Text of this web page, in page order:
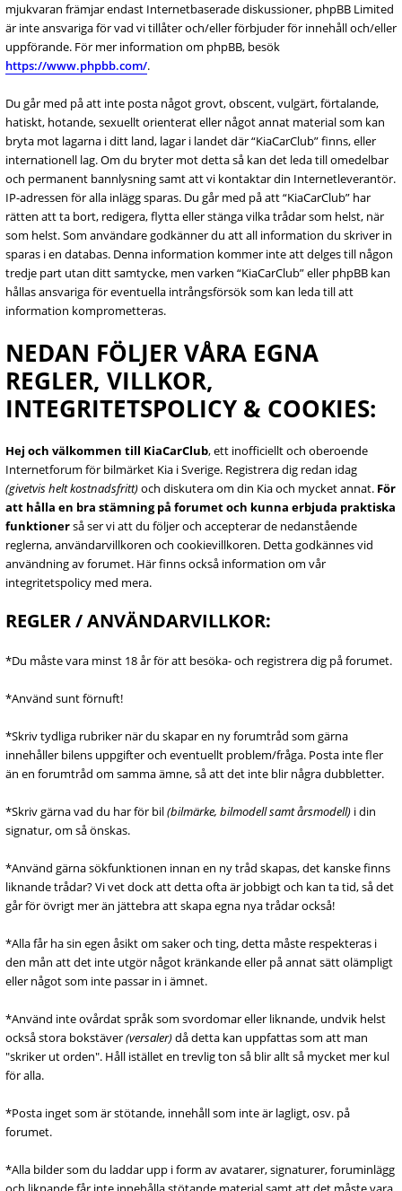
mjukvaran främjar endast Internetbaserade diskussioner, phpBB Limited
är inte ansvariga för vad vi tillåter och/eller förbjuder för innehåll och/eller
uppförande. För mer information om phpBB, besök
https://www.phpbb.com/.
Du går med på att inte posta något grovt, obscent, vulgärt, förtalande,
hatiskt, hotande, sexuellt orienterat eller något annat material som kan
bryta mot lagarna i ditt land, lagar i landet där “KiaCarClub” finns, eller
internationell lag. Om du bryter mot detta så kan det leda till omedelbar
och permanent bannlysning samt att vi kontaktar din Internetleverantör.
IP-adressen för alla inlägg sparas. Du går med på att “KiaCarClub” har
rätten att ta bort, redigera, flytta eller stänga vilka trådar som helst, när
som helst. Som användare godkänner du att all information du skriver in
sparas i en databas. Denna information kommer inte att delges till någon
tredje part utan ditt samtycke, men varken “KiaCarClub” eller phpBB kan
hållas ansvariga för eventuella intrångsförsök som kan leda till att
information komprometteras.
NEDAN FÖLJER VÅRA EGNA
REGLER, VILLKOR,
INTEGRITETSPOLICY & COOKIES:
Hej och välkommen till KiaCarClub, ett inofficiellt och oberoende
Internetforum för bilmärket Kia i Sverige. Registrera dig redan idag
(givetvis helt kostnadsfritt)och diskutera om din Kia och mycket annat. För
att hålla en bra stämning på forumet och kunna erbjuda praktiska
funktionerså ser vi att du följer och accepterar de nedanstående
reglerna, användarvillkoren och cookievillkoren. Detta godkännes vid
användning av forumet. Här finns också information om vår
integritetspolicy med mera.
REGLER / ANVÄNDARVILLKOR:
*Du måste vara minst 18 år för att besöka- och registrera dig på forumet.
*Använd sunt förnuft!
*Skriv tydliga rubriker när du skapar en ny forumtråd som gärna
innehåller bilens uppgifter och eventuellt problem/fråga. Posta inte fler
än en forumtråd om samma ämne, så att det inte blir några dubbletter.
*Skriv gärna vad du har för bil(bilmärke, bilmodell samt årsmodell) i din
signatur, om så önskas.
*Använd gärna sökfunktionen innan en ny tråd skapas, det kanske finns
liknande trådar? Vi vet dock att detta ofta är jobbigt och kan ta tid, så det
går för övrigt mer än jättebra att skapa egna nya trådar också!
*Alla får ha sin egen åsikt om saker och ting, detta måste respekteras i
den mån att det inte utgör något kränkande eller på annat sätt olämpligt
eller något som inte passar in i ämnet.
*Använd inte ovårdat språk som svordomar eller liknande, undvik helst
också stora bokstäver(versaler)då detta kan uppfattas som att man
"skriker ut orden". Håll istället en trevlig ton så blir allt så mycket mer kul
för alla.
*Posta inget som är stötande, innehåll som inte är lagligt, osv. på
forumet.
*Alla bilder som du laddar upp i form av avatarer, signaturer, foruminlägg